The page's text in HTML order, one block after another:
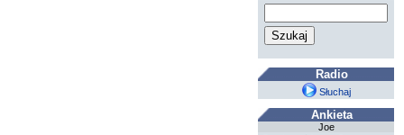
Radio
Słuchaj
Ankieta
Joe